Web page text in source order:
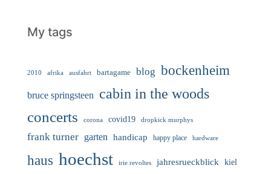
My tags
2010 afrika ausfahrt bartagame blog bockenheim
bruce springsteen
cabin in the woods
concerts
corona covid19 dropkick murphys
frank turner garten handicap happy place hardware
haus hoechst irie revoltes jahresrueckblick kiel